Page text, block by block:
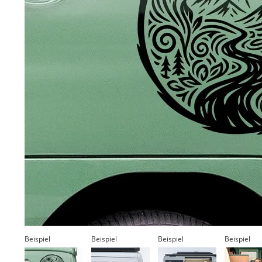
Beispiel Beispiel Beispiel Beispiel